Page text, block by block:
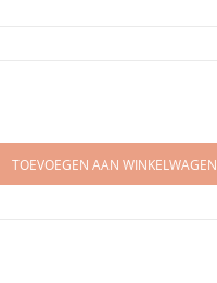
TOEVOEGEN AAN WINKELWAGEN